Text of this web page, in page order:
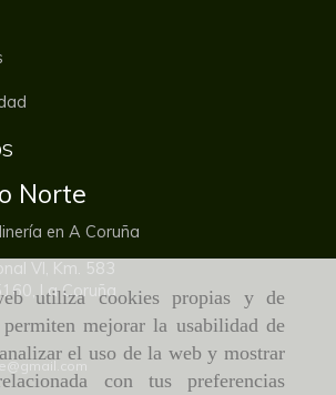
utiliza cookies propias y de
mejorar la usabilidad de
el uso de la web y mostrar
con tus preferencias
Norte
en A Coruña
VI, Km. 583
La Coruña
gmail.com